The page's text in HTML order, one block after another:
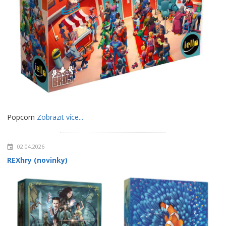
Popcorn Zobrazit více...
02.04.2026
REXhry (novinky)